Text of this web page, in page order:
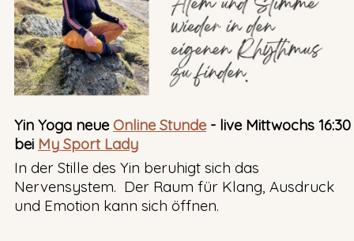
Yin Yoga neue Online Stunde - live Mittwochs 16:30
bei My Sport Lady
In der Stille des Yin beruhigt sich das
Nervensystem. Der Raum für Klang, Ausdruck
und Emotion kann sich öffnen.